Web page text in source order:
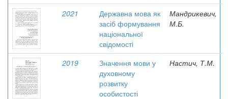
2021
Державна мова як
засіб формування
національної
свідомості
Мандрикевич,
М.Б.
2019
Значення мови у
духовному
розвитку
особистості
Настич, Т.М.